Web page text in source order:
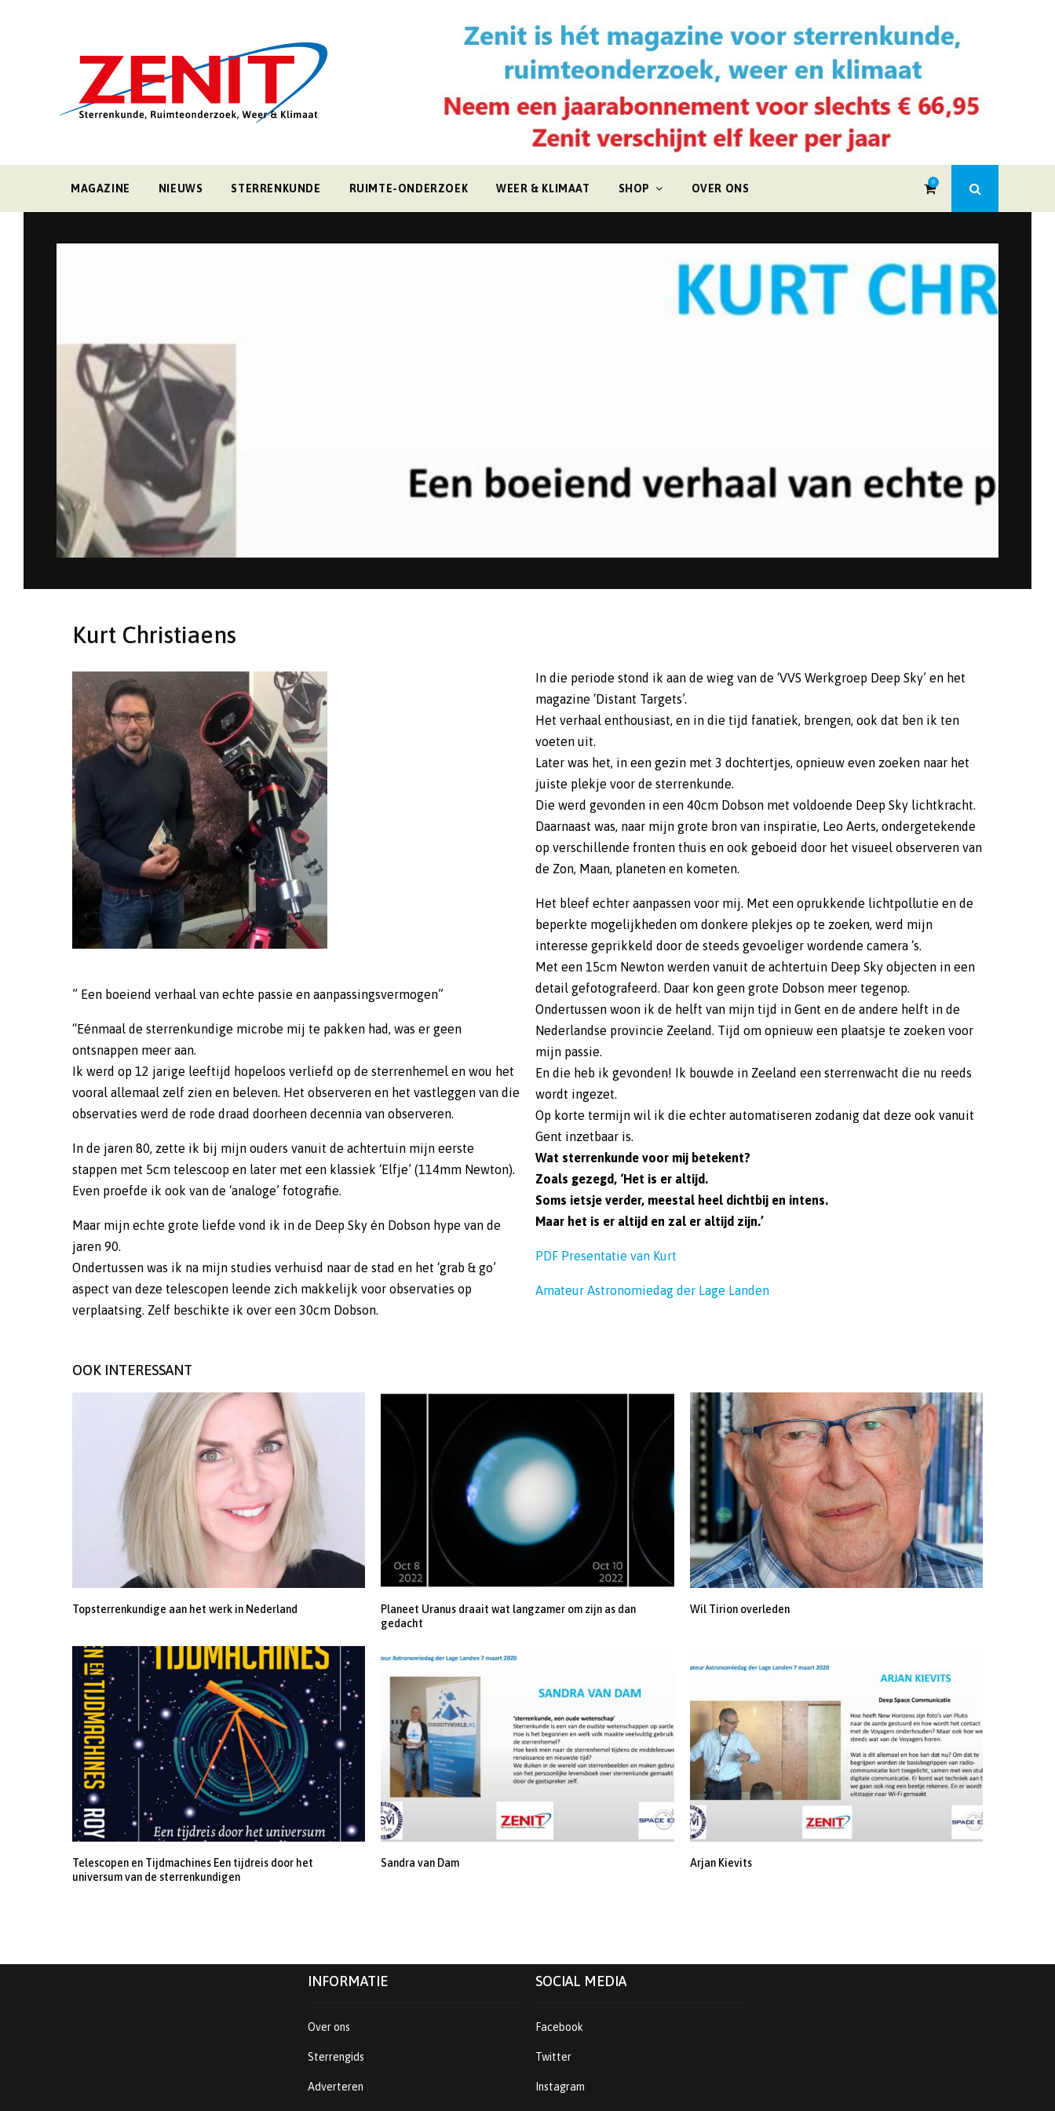
MAGAZINE NIEUWS STERRENKUNDE RUIMTE-ONDERZOEK WEER & KLIMAAT SHOP OVER ONS
0
Kurt Christiaens
” Een boeiend verhaal van echte passie en aanpassingsvermogen”
“Eénmaal de sterrenkundige microbe mij te pakken had, was er geen
ontsnappen meer aan.
Ik werd op 12 jarige leeftijd hopeloos verliefd op de sterrenhemel en wou het
vooral allemaal zelf zien en beleven. Het observeren en het vastleggen van die
observaties werd de rode draad doorheen decennia van observeren.
In de jaren 80, zette ik bij mijn ouders vanuit de achtertuin mijn eerste
stappen met 5cm telescoop en later met een klassiek ‘Elfje’ (114mm Newton).
Even proefde ik ook van de ‘analoge’ fotografie.
Maar mijn echte grote liefde vond ik in de Deep Sky én Dobson hype van de
jaren 90.
Ondertussen was ik na mijn studies verhuisd naar de stad en het ‘grab & go’
aspect van deze telescopen leende zich makkelijk voor observaties op
verplaatsing. Zelf beschikte ik over een 30cm Dobson.
In die periode stond ik aan de wieg van de ‘VVS Werkgroep Deep Sky’ en het
magazine ‘Distant Targets’.
Het verhaal enthousiast, en in die tijd fanatiek, brengen, ook dat ben ik ten
voeten uit.
Later was het, in een gezin met 3 dochtertjes, opnieuw even zoeken naar het
juiste plekje voor de sterrenkunde.
Die werd gevonden in een 40cm Dobson met voldoende Deep Sky lichtkracht.
Daarnaast was, naar mijn grote bron van inspiratie, Leo Aerts, ondergetekende
op verschillende fronten thuis en ook geboeid door het visueel observeren van
de Zon, Maan, planeten en kometen.
Het bleef echter aanpassen voor mij. Met een oprukkende lichtpollutie en de
beperkte mogelijkheden om donkere plekjes op te zoeken, werd mijn
interesse geprikkeld door de steeds gevoeliger wordende camera ‘s.
Met een 15cm Newton werden vanuit de achtertuin Deep Sky objecten in een
detail gefotografeerd. Daar kon geen grote Dobson meer tegenop.
Ondertussen woon ik de helft van mijn tijd in Gent en de andere helft in de
Nederlandse provincie Zeeland. Tijd om opnieuw een plaatsje te zoeken voor
mijn passie.
En die heb ik gevonden! Ik bouwde in Zeeland een sterrenwacht die nu reeds
wordt ingezet.
Op korte termijn wil ik die echter automatiseren zodanig dat deze ook vanuit
Gent inzetbaar is.
Wat sterrenkunde voor mij betekent?
Zoals gezegd, ‘Het is er altijd.
Soms ietsje verder, meestal heel dichtbij en intens.
Maar het is er altijd en zal er altijd zijn.’
PDF Presentatie van Kurt
Amateur Astronomiedag der Lage Landen
OOK INTERESSANT
Topsterrenkundige aan het werk in Nederland
Planeet Uranus draait wat langzamer om zijn as dan
gedacht
Wil Tirion overleden
Telescopen en Tijdmachines Een tijdreis door het
universum van de sterrenkundigen
Sandra van Dam Arjan Kievits
INFORMATIE
Over ons
Sterrengids
Adverteren
SOCIAL MEDIA
Facebook
Twitter
Instagram